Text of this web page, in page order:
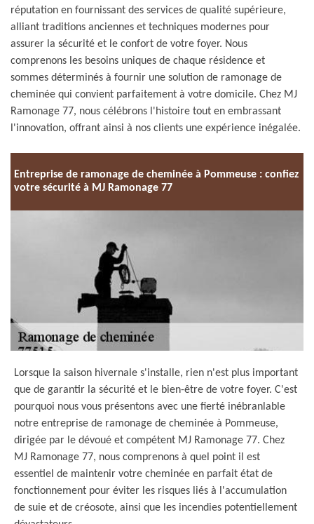
réputation en fournissant des services de qualité supérieure,
alliant traditions anciennes et techniques modernes pour
assurer la sécurité et le confort de votre foyer. Nous
comprenons les besoins uniques de chaque résidence et
sommes déterminés à fournir une solution de ramonage de
cheminée qui convient parfaitement à votre domicile. Chez MJ
Ramonage 77, nous célébrons l'histoire tout en embrassant
l'innovation, offrant ainsi à nos clients une expérience inégalée.
Entreprise de ramonage de cheminée à Pommeuse : confiez
votre sécurité à MJ Ramonage 77
Lorsque la saison hivernale s'installe, rien n'est plus important
que de garantir la sécurité et le bien-être de votre foyer. C'est
pourquoi nous vous présentons avec une fierté inébranlable
notre entreprise de ramonage de cheminée à Pommeuse,
dirigée par le dévoué et compétent MJ Ramonage 77. Chez
MJ Ramonage 77, nous comprenons à quel point il est
essentiel de maintenir votre cheminée en parfait état de
fonctionnement pour éviter les risques liés à l'accumulation
de suie et de créosote, ainsi que les incendies potentiellement